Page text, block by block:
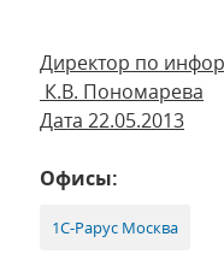
Директор по
К.В. Пономарева
Дата 22.05.2013
Офисы:
1С-Рарус Москва